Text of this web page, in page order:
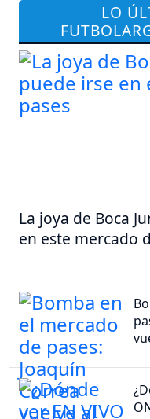
LO
La joya de Boca
en este mercado